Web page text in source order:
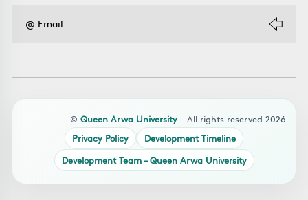
© Queen Arwa University - All rights reserved 2026
Privacy Policy
Development Timeline
Development Team – Queen Arwa University